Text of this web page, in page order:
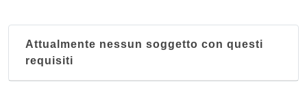
Attualmente nessun soggetto con questi
requisiti